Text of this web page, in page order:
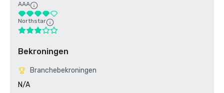
AAA
Northstar
Bekroningen
Branchebekroningen
N/A